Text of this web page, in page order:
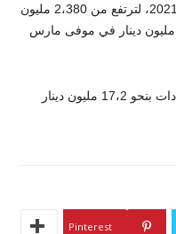
5،9 بالمائة مقارنة بالفترة ذاتها من سنة 2021، لترتفع من 2،380 مليون
دينار في موفى مارس 2021 إلى 2،239 مليون دينار في موفى مارس
تجدر الإشارة إلى أن الشركة سجلت إيرادات بنحو 17،2 مليون دينار
Pinterest